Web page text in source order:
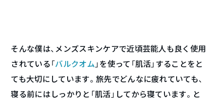
そんな僕は、メンズスキンケアで近頃芸能人も良く使用
されている「バルクオム 」を使って「肌活」することをと
ても大切にしています。旅先でどんなに疲れていても、
寝る前にはしっかりと「肌活」してから寝ています。と